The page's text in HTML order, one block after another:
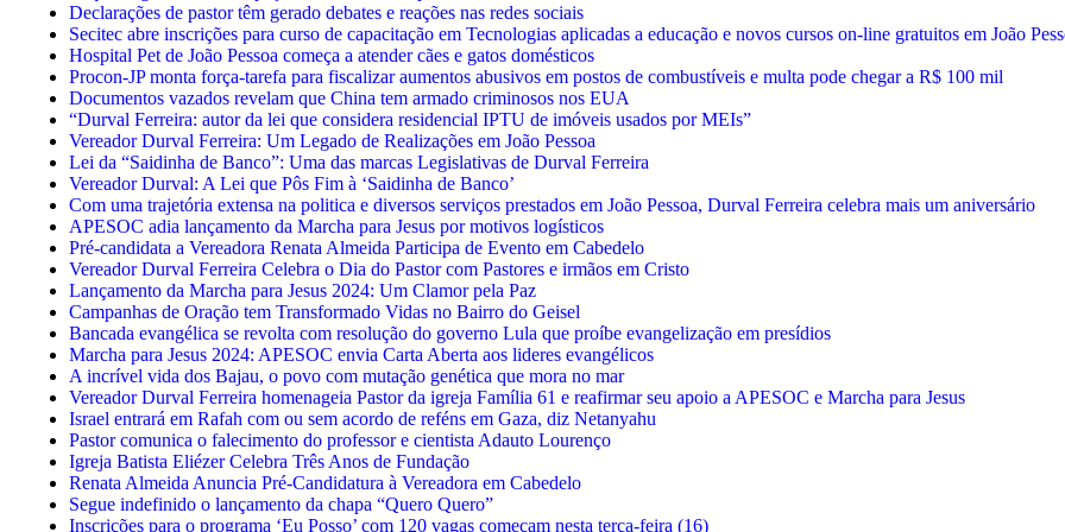
Declarações de pastor têm gerado debates e reações nas redes sociais
Secitec abre inscrições para curso de capacitação em Tecnologias aplicadas a educação e novos cursos on-line gratuitos em João
Hospital Pet de João Pessoa começa a atender cães e gatos domésticos
Procon-JP monta força-tarefa para fiscalizar aumentos abusivos em postos de combustíveis e multa pode chegar a R$ 100 mil
Documentos vazados revelam que China tem armado criminosos nos EUA
“Durval Ferreira: autor da lei que considera residencial IPTU de imóveis usados por MEIs”
Vereador Durval Ferreira: Um Legado de Realizações em João Pessoa
Lei da “Saidinha de Banco”: Uma das marcas Legislativas de Durval Ferreira
Vereador Durval: A Lei que Pôs Fim à ‘Saidinha de Banco’
Com uma trajetória extensa na politica e diversos serviços prestados em João Pessoa, Durval Ferreira celebra mais um aniversário
APESOC adia lançamento da Marcha para Jesus por motivos logísticos
Pré-candidata a Vereadora Renata Almeida Participa de Evento em Cabedelo
Vereador Durval Ferreira Celebra o Dia do Pastor com Pastores e irmãos em Cristo
Lançamento da Marcha para Jesus 2024: Um Clamor pela Paz
Campanhas de Oração tem Transformado Vidas no Bairro do Geisel
Bancada evangélica se revolta com resolução do governo Lula que proíbe evangelização em presídios
Marcha para Jesus 2024: APESOC envia Carta Aberta aos lideres evangélicos
A incrível vida dos Bajau, o povo com mutação genética que mora no mar
Vereador Durval Ferreira homenageia Pastor da igreja Família 61 e reafirmar seu apoio a APESOC e Marcha para Jesus
Israel entrará em Rafah com ou sem acordo de reféns em Gaza, diz Netanyahu
Pastor comunica o falecimento do professor e cientista Adauto Lourenço
Igreja Batista Eliézer Celebra Três Anos de Fundação
Renata Almeida Anuncia Pré-Candidatura à Vereadora em Cabedelo
Segue indefinido o lançamento da chapa “Quero Quero”
Inscrições para o programa ‘Eu Posso’ com 120 vagas começam nesta terça-feira (16)